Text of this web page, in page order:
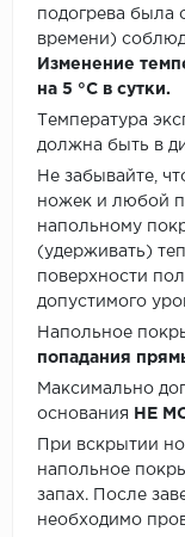
подогрева была
времени)
Изменение
на 5 °C в сутки.
Температура
должна быть в
Не забывайте,
ножек и любой
напольному
(удерживать)
поверхности
допустимого
Напольное
попадания
Максимально
основания
НЕ
При вскрытии
напольное
запах. После
необходимо